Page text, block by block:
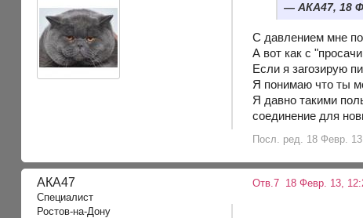
АКА47, 18
С давлением мне
А вот как с
Если я загозирую
Я понимаю что ты
Я давно такими
соединение для
Посл. ред. 18 Февр.
АКА47
Специалист
Ростов-на-Дону
Отв.7 18 Февр. 13,